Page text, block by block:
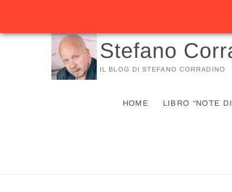
Vai
Stefano
IL BLOG DI STEFANO CORRADINO
HOME LIBRO “NOTE